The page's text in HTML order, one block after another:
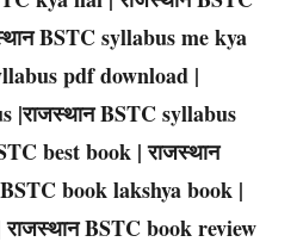
BSTC syllabus me kya
pdf download |
|राजस्थान BSTC syllabus
best book | राजस्थान
book lakshya book |
BSTC book review